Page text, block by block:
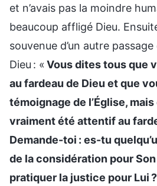
et n’avais pas la moindre
beaucoup affligé Dieu.
souvenue d’un autre
Dieu : «Vous dites tous que
au fardeau de Dieu et que
témoignage de l’Église,
vraiment été attentif au
Demande-toi : es-tu
de la considération pour
pratiquer la justice pour Lui